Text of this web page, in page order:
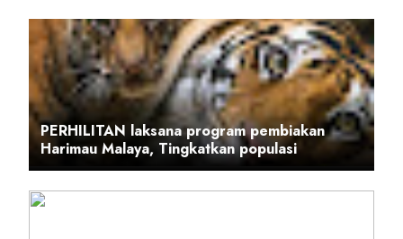
PERHILITAN laksana program pembiakan
Harimau Malaya, Tingkatkan populasi